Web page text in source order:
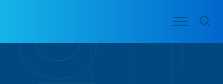
conteúdo
VOO
AÉREAS
Menu